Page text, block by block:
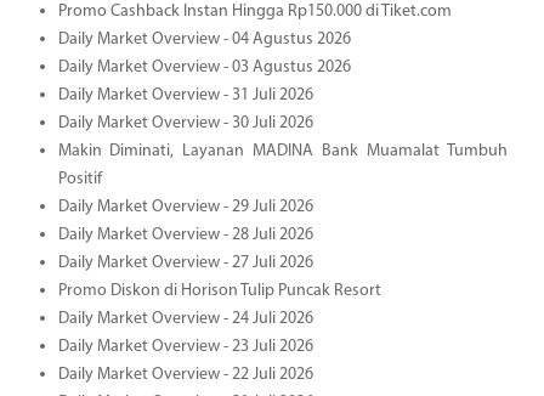
Promo Cashback Instan Hingga Rp150.000 di Tiket.com
Daily Market Overview - 04 Agustus 2026
Daily Market Overview - 03 Agustus 2026
Daily Market Overview - 31 Juli 2026
Daily Market Overview - 30 Juli 2026
Makin Diminati, Layanan MADINA Bank Muamalat Tumbuh
Positif
Daily Market Overview - 29 Juli 2026
Daily Market Overview - 28 Juli 2026
Daily Market Overview - 27 Juli 2026
Promo Diskon di Horison Tulip Puncak Resort
Daily Market Overview - 24 Juli 2026
Daily Market Overview - 23 Juli 2026
Daily Market Overview - 22 Juli 2026